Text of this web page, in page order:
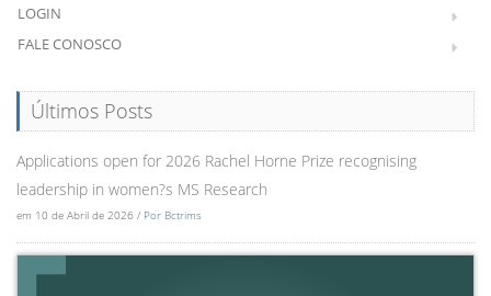
LOGIN
FALE CONOSCO
Últimos Posts
Applications open for 2026 Rachel Horne Prize recognising
leadership in women?s MS Research
em 10 de Abril de 2026 / Por Bctrims